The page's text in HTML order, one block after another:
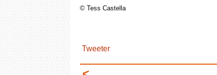
© Tess Castella
Tweeter